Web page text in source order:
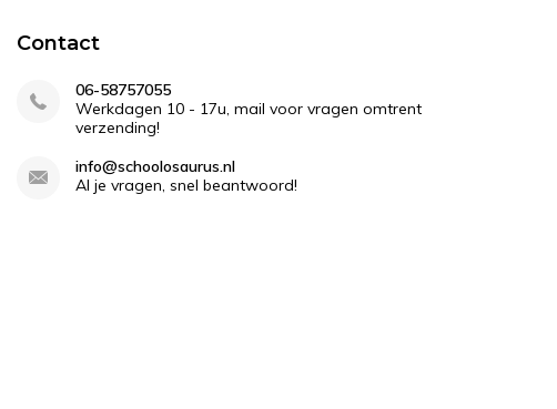
Contact
06-58757055
Werkdagen 10 - 17u, mail voor vragen omtrent
verzending!
info@schoolosaurus.nl
Al je vragen, snel beantwoord!